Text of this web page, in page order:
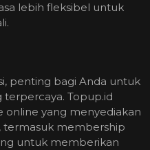
lebih fleksibel untuk
penting bagi Anda untuk
Topup.id
yang menyediakan
termasuk membership
untuk memberikan